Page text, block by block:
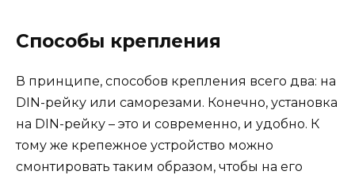
Способы крепления
В принципе, способов крепления всего два: на
DIN-рейку или саморезами. Конечно, установка
на DIN-рейку – это и современно, и удобно. К
тому же крепежное устройство можно
смонтировать таким образом, чтобы на его